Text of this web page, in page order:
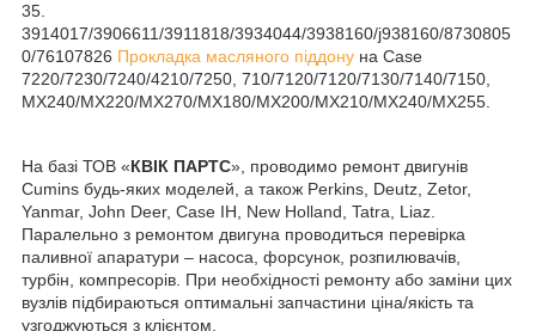
35.
3914017/3906611/3911818/3934044/3938160/j938160/8730805
0/76107826 Прокладка масляного піддону на Case
7220/7230/7240/4210/7250, 710/7120/7120/7130/7140/7150,
MX240/MX220/MX270/MX180/MX200/MX210/MX240/MX255.
На базі ТОВ «КВІК ПАРТС», проводимо ремонт двигунів
Cumins будь-яких моделей, а також Perkins, Deutz, Zetor,
Yanmar, John Deer, Case IH, New Holland, Tatra, Liaz.
Паралельно з ремонтом двигуна проводиться перевірка
паливної апаратури – насоса, форсунок, розпилювачів,
турбін, компресорів. При необхідності ремонту або заміни цих
вузлів підбираються оптимальні запчастини ціна/якість та
узгоджуються з клієнтом.